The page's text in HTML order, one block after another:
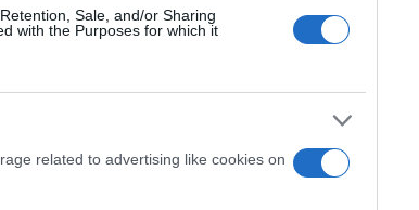
Sale, and/or Sharing
with the Purposes for which it
related to advertising like cookies on